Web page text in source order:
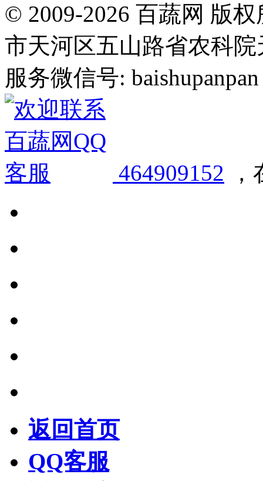
© 2009-2026 百蔬网 版
市天河区五山路省农科院
服务微信号:
464909152
返回首页
QQ客服